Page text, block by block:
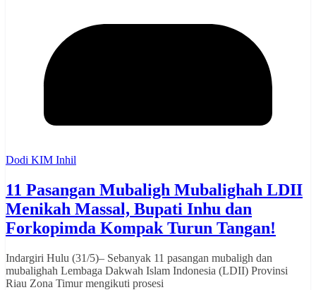
Dodi KIM Inhil
11 Pasangan Mubaligh Mubalighah LDII
Menikah Massal, Bupati Inhu dan
Forkopimda Kompak Turun Tangan!
Indargiri Hulu (31/5)– Sebanyak 11 pasangan mubaligh dan
mubalighah Lembaga Dakwah Islam Indonesia (LDII) Provinsi
Riau Zona Timur mengikuti prosesi